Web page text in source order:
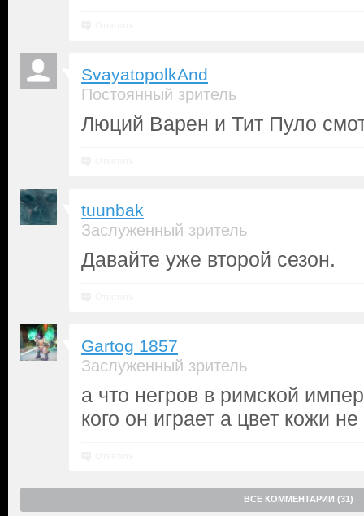
SvayatopolkAnd
Постоянный зритель
Люций Варен и Тит Пуло
tuunbak
Заслуженный зритель
Давайте уже второй сезон.
Gartog 1857
Заслуженный зритель
а что негров в римской
кого он играет а цвет кожи
ВСЕ КОММЕНТАРИИ (31)